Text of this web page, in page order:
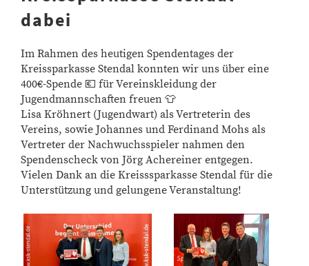
dabei
Im Rahmen des heutigen Spendentages der
Kreissparkasse Stendal konnten wir uns über eine
400€-Spende 💶 für Vereinskleidung der
Jugendmannschaften freuen 👕
Lisa Kröhnert (Jugendwart) als Vertreterin des
Vereins, sowie Johannes und Ferdinand Mohs als
Vertreter der Nachwuchsspieler nahmen den
Spendenscheck von Jörg Achereiner entgegen.
Vielen Dank an die Kreisssparkasse Stendal für die
Unterstützung und gelungene Veranstaltung!